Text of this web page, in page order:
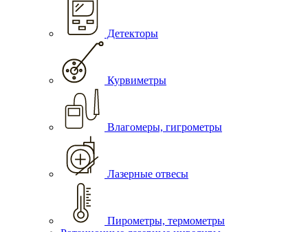
Детекторы
Курвиметры
Влагомеры, гигрометры
Лазерные отвесы
Пирометры, термометры